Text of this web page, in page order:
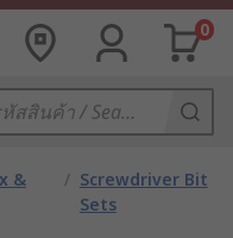
0
&
/ Screwdriver Bit
Sets